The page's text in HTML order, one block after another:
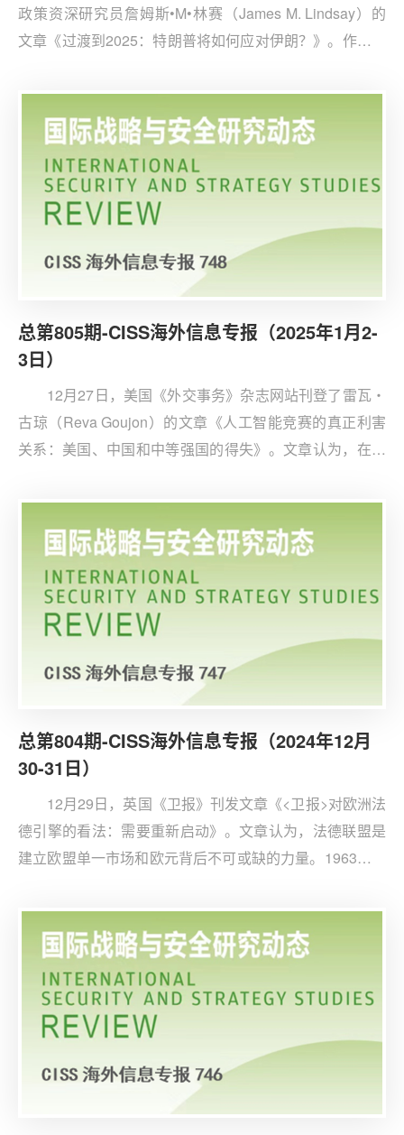
政策资深研究员詹姆斯•M•林赛（James M. Lindsay）的
文章《过渡到2025：特朗普将如何应对伊朗？》。作者认
是，特朗普会实行的方案已很明显，那就是他所熟悉的“极
限施压”政策。
总第805期-CISS海外信息专报（2025年1月2-
3日）
12月27日，美国《外交事务》杂志网站刊登了雷瓦・
古琼（Reva Goujon）的文章《人工智能竞赛的真正利害
关系：美国、中国和中等强国的得失》。文章认为，在全
司各有战略与考量，这场竞赛的结果将深刻影响世界秩序
变革，同时也带来诸多风险与挑战。
总第804期-CISS海外信息专报（2024年12月
30-31日）
12月29日，英国《卫报》刊发文章《<卫报>对欧洲法
德引擎的看法：需要重新启动》。文章认为，法德联盟是
建立欧盟单一市场和欧元背后不可或缺的力量。1963年，
洲一体化里程碑。